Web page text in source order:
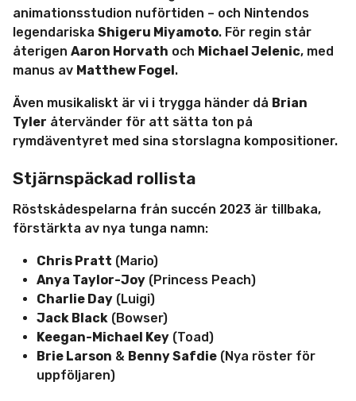
animationsstudion nuförtiden – och Nintendos
legendariska Shigeru Miyamoto. För regin står
återigen Aaron Horvath och Michael Jelenic, med
manus av Matthew Fogel .
Även musikaliskt är vi i trygga händer då Brian
Tyler återvänder för att sätta ton på
rymdäventyret med sina storslagna kompositioner.
Stjärnspäckad rollista
Röstskådespelarna från succén 2023 är tillbaka,
förstärkta av nya tunga namn:
Chris Pratt (Mario)
Anya Taylor-Joy (Princess Peach)
Charlie Day (Luigi)
Jack Black (Bowser)
Keegan-Michael Key (Toad)
Brie Larson & Benny Safdie (Nya röster för
uppföljaren)